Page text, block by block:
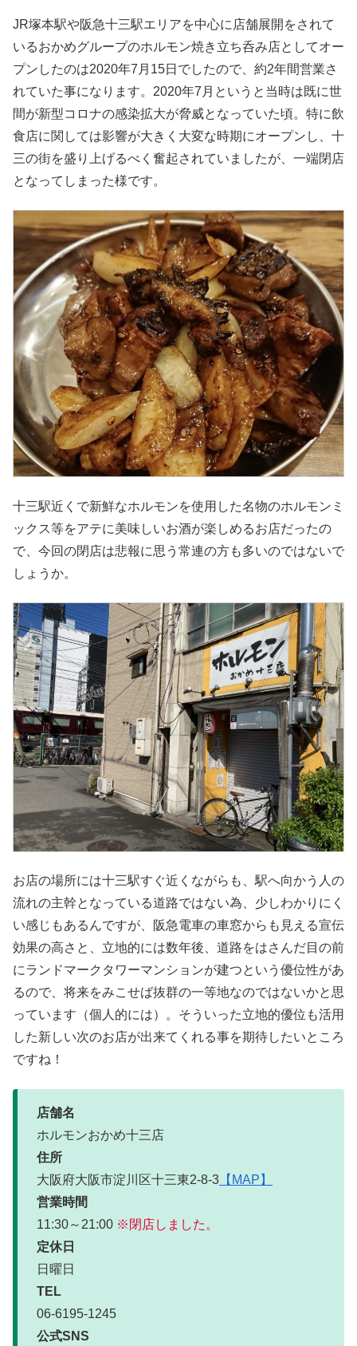
JR塚本駅や阪急十三駅エリアを中心に店舗展開をされて
いるおかめグループのホルモン焼き立ち呑み店としてオー
プンしたのは2020年7月15日でしたので、約2年間営業さ
れていた事になります。2020年7月というと当時は既に世
間が新型コロナの感染拡大が脅威となっていた頃。特に飲
食店に関しては影響が大きく大変な時期にオープンし、十
三の街を盛り上げるべく奮起されていましたが、一端閉店
となってしまった様です。
十三駅近くで新鮮なホルモンを使用した名物のホルモンミ
ックス等をアテに美味しいお酒が楽しめるお店だったの
で、今回の閉店は悲報に思う常連の方も多いのではないで
しょうか。
お店の場所には十三駅すぐ近くながらも、駅へ向かう人の
流れの主幹となっている道路ではない為、少しわかりにく
い感じもあるんですが、阪急電車の車窓からも見える宣伝
効果の高さと、立地的には数年後、道路をはさんだ目の前
にランドマークタワーマンションが建つという優位性があ
るので、将来をみこせば抜群の一等地なのではないかと思
っています（個人的には）。そういった立地的優位も活用
した新しい次のお店が出来てくれる事を期待したいところ
ですね！
店舗名
ホルモンおかめ十三店
住所
大阪府大阪市淀川区十三東2-8-3 【MAP】
営業時間
11:30～21:00 ※閉店しました。
定休日
日曜日
TEL
06-6195-1245
公式SNS